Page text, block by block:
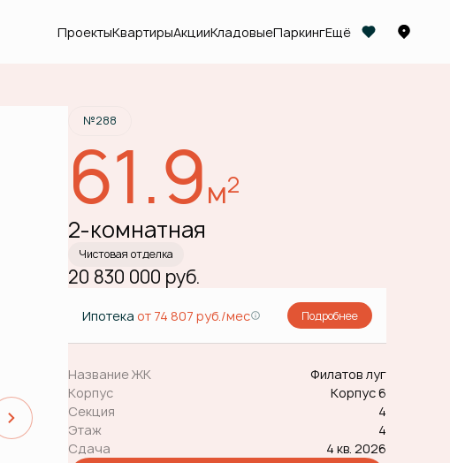
ПроектыКвартирыАкцииКладовыеПаркингЕщё
Забронировать
№288
61.9м2
2-комнатная
Чистовая отделка
20 830 000 руб.
Ипотека от 74 807 руб./мес Подробнее
Название ЖК
Филатов луг
Корпус
Корпус 6
Секция
4
Этаж
4
Сдача
4 кв. 2026